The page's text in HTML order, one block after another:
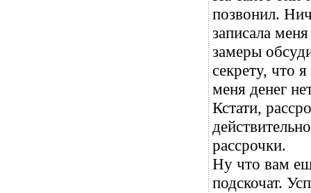
позвонил.
записала
замеры
секрету, что
меня денег
Кстати,
рассрочки.
Ну что вам
подскочат.